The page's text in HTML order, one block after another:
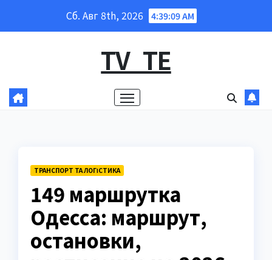
Сб. Авг 8th, 2026 4:39:10 AM
TV_TE
ТРАНСПОРТ ТА ЛОГІСТИКА
149 маршрутка
Одесса: маршрут,
остановки,